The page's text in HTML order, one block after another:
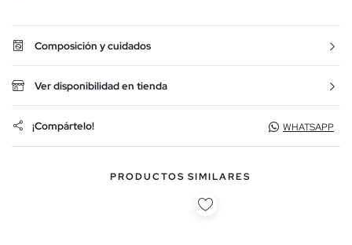
Composición y cuidados
Ver disponibilidad en tienda
¡Compártelo! WHATSAPP
PRODUCTOS SIMILARES